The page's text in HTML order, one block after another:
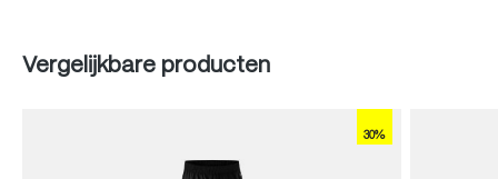
Produktgalerie überspringen
Vergelijkbare producten
30%